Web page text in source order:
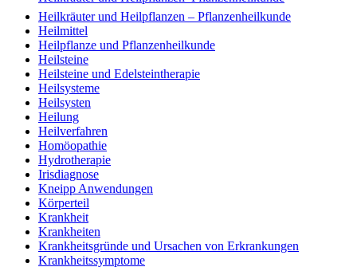
Heilkräuter und Heilpflanzen – Pflanzenheilkunde
Heilmittel
Heilpflanze und Pflanzenheilkunde
Heilsteine
Heilsteine und Edelsteintherapie
Heilsysteme
Heilsysten
Heilung
Heilverfahren
Homöopathie
Hydrotherapie
Irisdiagnose
Kneipp Anwendungen
Körperteil
Krankheit
Krankheiten
Krankheitsgründe und Ursachen von Erkrankungen
Krankheitssymptome